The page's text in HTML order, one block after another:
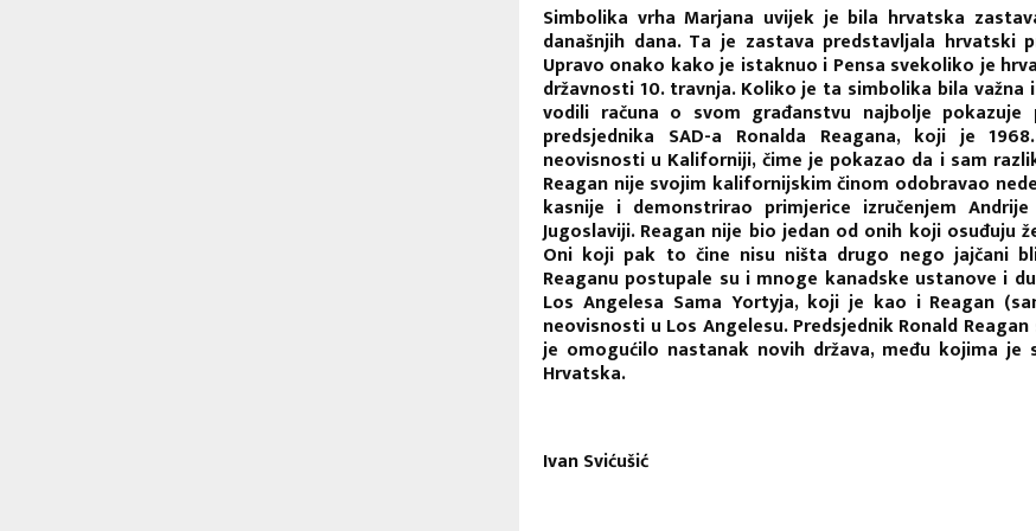
Simbolika vrha Marjana uvijek je bila hrvatska
današnjih dana. Ta je zastava predstavljala hrvatski
Upravo onako kako je istaknuo i Pensa svekoliko je
državnosti 10. travnja. Koliko je ta simbolika bila
vodili računa o svom građanstvu najbolje
predsjednika SAD-a Ronalda Reagana, koji je
neovisnosti u Kaliforniji, čime je pokazao da i sam
Reagan nije svojim kalifornijskim činom odobravao
kasnije i demonstrirao primjerice izručenjem
Jugoslaviji. Reagan nije bio jedan od onih koji osuđuju
Oni koji pak to čine nisu ništa drugo nego jajčani
Reaganu postupale su i mnoge kanadske ustanove i
Los Angelesa Sama Yortyja, koji je kao i Reagan
neovisnosti u Los Angelesu. Predsjednik Ronald
je omogućilo nastanak novih država, među kojima je
Hrvatska.
Ivan Svićušić